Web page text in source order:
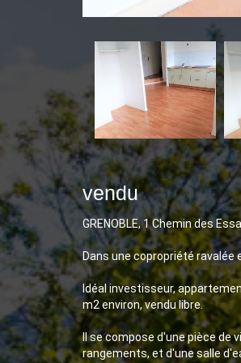
vendu
GRENOBLE, 1 Chemin des
Dans une copropriété ravalée
Idéal investisseur,
m2 environ, vendu libre.
Il se compose d'une pièce de
rangements, et d'une salle